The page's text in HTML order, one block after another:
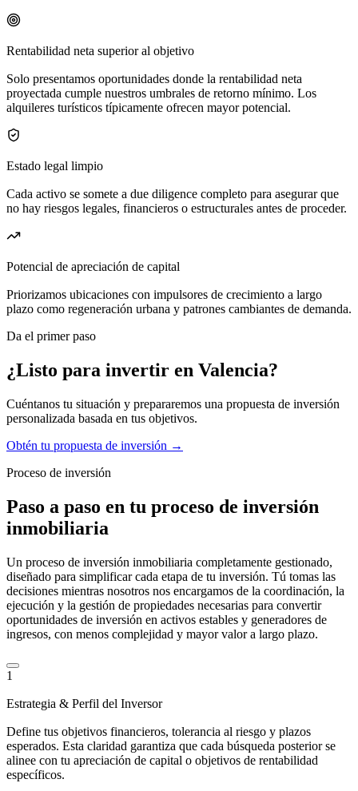
Rentabilidad neta superior al objetivo
Solo presentamos oportunidades donde la rentabilidad neta
proyectada cumple nuestros umbrales de retorno mínimo. Los
alquileres turísticos típicamente ofrecen mayor potencial.
Estado legal limpio
Cada activo se somete a due diligence completo para asegurar que
no hay riesgos legales, financieros o estructurales antes de proceder.
Potencial de apreciación de capital
Priorizamos ubicaciones con impulsores de crecimiento a largo
plazo como regeneración urbana y patrones cambiantes de demanda.
Da el primer paso
¿Listo para invertir en Valencia?
Cuéntanos tu situación y prepararemos una propuesta de inversión
personalizada basada en tus objetivos.
Obtén tu propuesta de inversión →
Proceso de inversión
Paso a paso en tu proceso de inversión
inmobiliaria
Un proceso de inversión inmobiliaria completamente gestionado,
diseñado para simplificar cada etapa de tu inversión. Tú tomas las
decisiones mientras nosotros nos encargamos de la coordinación, la
ejecución y la gestión de propiedades necesarias para convertir
oportunidades de inversión en activos estables y generadores de
ingresos, con menos complejidad y mayor valor a largo plazo.
1
Estrategia & Perfil del Inversor
Define tus objetivos financieros, tolerancia al riesgo y plazos
esperados. Esta claridad garantiza que cada búsqueda posterior se
alinee con tu apreciación de capital o objetivos de rentabilidad
específicos.